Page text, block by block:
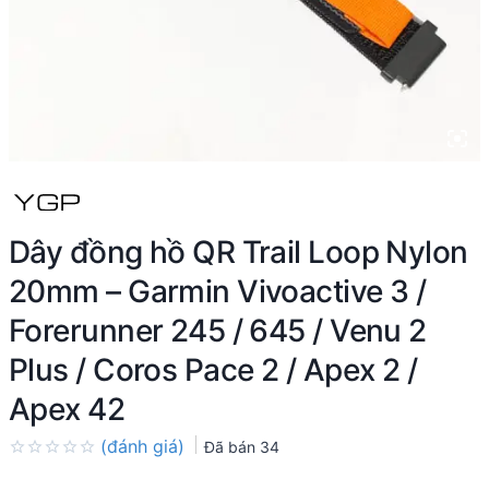
Dây đồng hồ QR Trail Loop Nylon
20mm – Garmin Vivoactive 3 /
Forerunner 245 / 645 / Venu 2
Plus / Coros Pace 2 / Apex 2 /
Apex 42
(đánh giá) Đã bán 34